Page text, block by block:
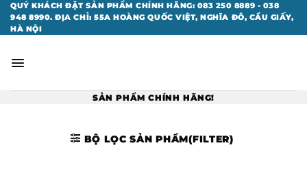
Bỏ
qua
nội
QUÝ KHÁCH ĐẶT SẢN PHẨM CHÍNH HÃNG: 083 250 8889 - 038
948 8990. ĐỊA CHỈ: 55A HOÀNG QUỐC VIỆT, NGHĨA ĐÔ, CẦU GIẤY,
HÀ NỘI
SẢN PHẨM CHÍNH HÃNG!
BỘ LỌC SẢN PHẨM(FILTER)